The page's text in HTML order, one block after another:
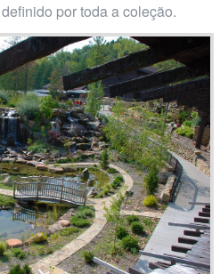
por toda a coleção.